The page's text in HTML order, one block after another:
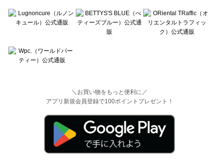
＼お買い物をもっと便利に／
アプリ新規会員登録で100ポイントプレゼント！